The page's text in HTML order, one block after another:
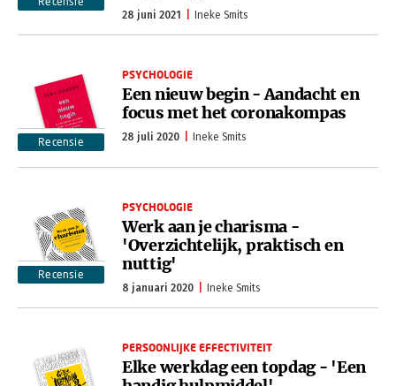
28 juni 2021 Ineke Smits
Recensie
PSYCHOLOGIE
Een nieuw begin - Aandacht en
focus met het coronakompas
28 juli 2020 Ineke Smits
Recensie
PSYCHOLOGIE
Werk aan je charisma -
'Overzichtelijk, praktisch en
nuttig'
8 januari 2020 Ineke Smits
PERSOONLIJKE EFFECTIVITEIT
Elke werkdag een topdag - 'Een